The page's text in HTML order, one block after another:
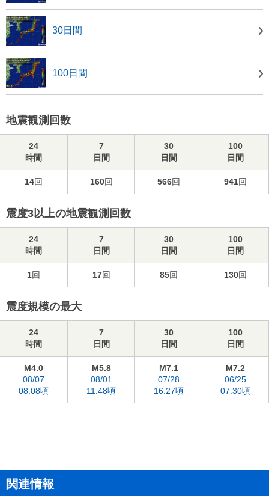
30日間
100日間
地震観測回数
24
時間
7
日間
30
日間
100
日間
14回 160回 566回 941回
震度3以上の地震観測回数
24
時間
7
日間
30
日間
100
日間
1回 17回 85回 130回
震度規模の最大
24
時間
7
日間
30
日間
100
日間
M4.0
08/07
08:08頃
M5.8
08/01
11:48頃
M7.1
07/28
16:27頃
M7.2
06/25
07:30頃
関連情報